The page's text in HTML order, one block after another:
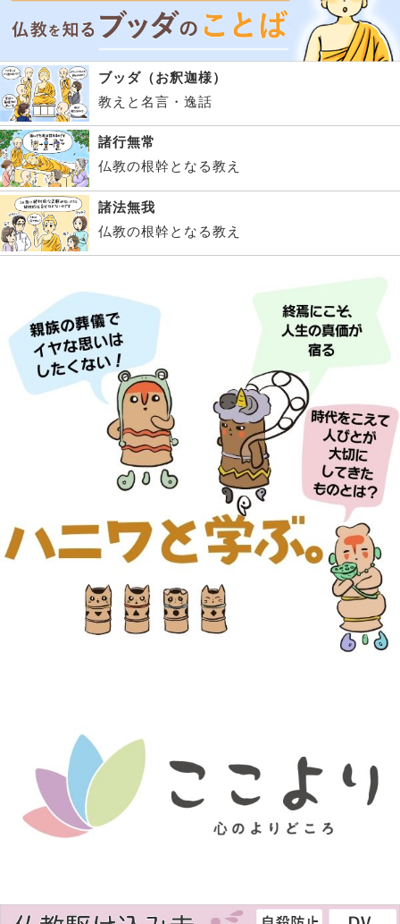
ブッダ（お釈迦様）
教えと名言・逸話
諸行無常
仏教の根幹となる教え
諸法無我
仏教の根幹となる教え